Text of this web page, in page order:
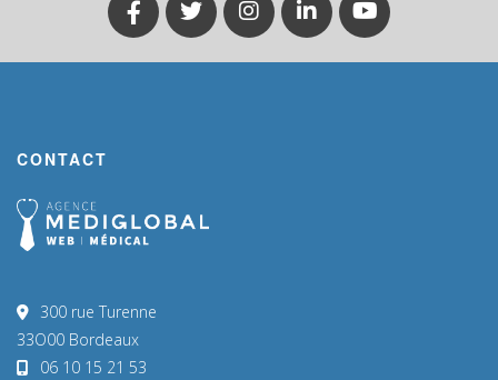
CONTACT
300 rue Turenne
33O00 Bordeaux
06 10 15 21 53